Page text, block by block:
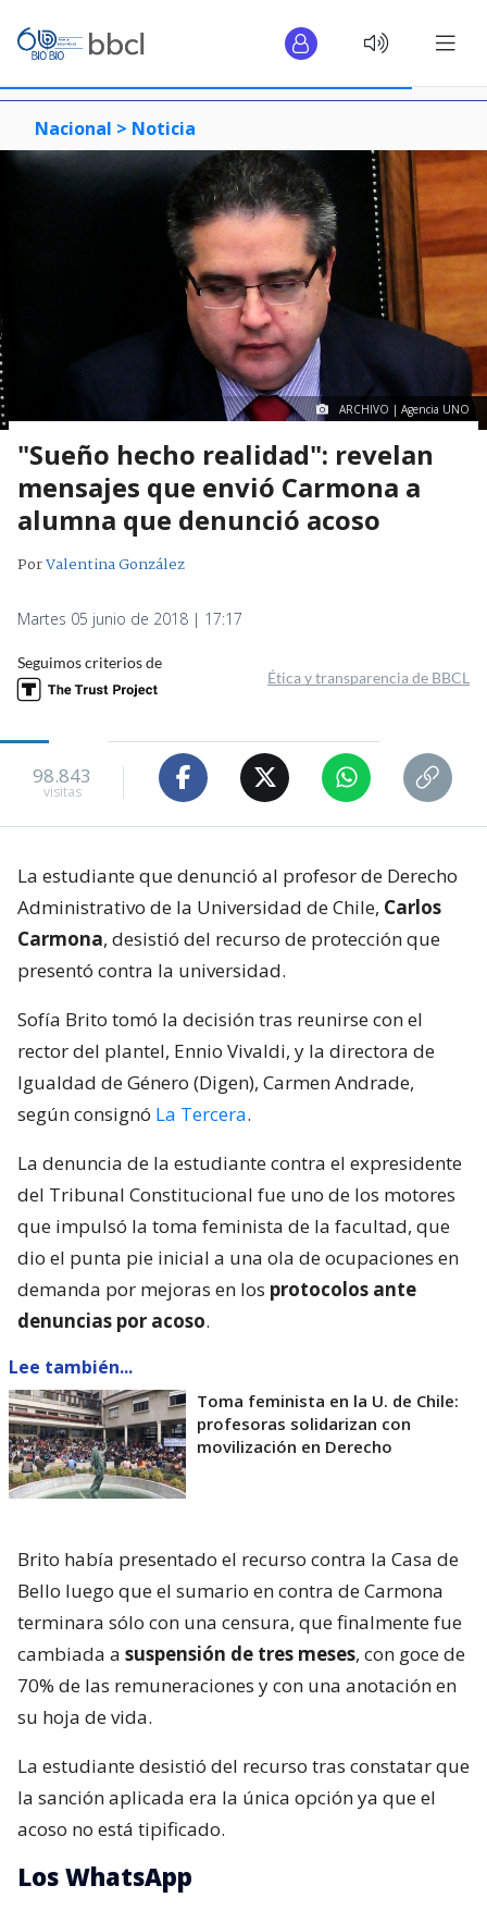
Nacional > Noticia
ARCHIVO | Agencia UNO
"Sueño hecho realidad": revelan
mensajes que envió Carmona a
alumna que denunció acoso
PorValentina González
Martes 05 junio de 2018 | 17:17
Seguimos criterios de
Ética y transparencia de BBCL
98.843
visitas
La estudiante que denunció al profesor de Derecho
Administrativo de la Universidad de Chile, Carlos
Carmona, desistió del recurso de protección que
presentó contra la universidad.
Sofía Brito tomó la decisión tras reunirse con el
rector del plantel, Ennio Vivaldi, y la directora de
Igualdad de Género (Digen), Carmen Andrade,
según consignó La Tercera.
La denuncia de la estudiante contra el expresidente
del Tribunal Constitucional fue uno de los motores
que impulsó la toma feminista de la facultad, que
dio el punta pie inicial a una ola de ocupaciones en
demanda por mejoras en los protocolos ante
denuncias por acoso.
Lee también...
Toma feminista en la U. de Chile:
profesoras solidarizan con
movilización en Derecho
Brito había presentado el recurso contra la Casa de
Bello luego que el sumario en contra de Carmona
terminara sólo con una censura, que finalmente fue
cambiada a suspensión de tres meses, con goce de
70% de las remuneraciones y con una anotación en
su hoja de vida.
La estudiante desistió del recurso tras constatar que
la sanción aplicada era la única opción ya que el
acoso no está tipificado.
Los WhatsApp